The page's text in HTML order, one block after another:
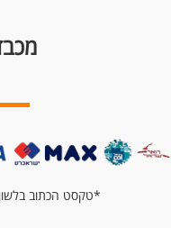
*טקסט הכתוב